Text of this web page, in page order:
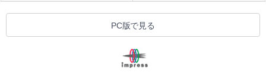
PC版で見る